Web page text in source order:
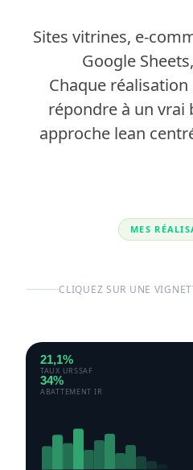
Sites vitrines, e-
Google
Chaque
répondre à un vrai
approche lean
MES
CLIQUEZ SUR UNE
21,1%
TAUX URSSAF
34%
ABATTEMENT IR